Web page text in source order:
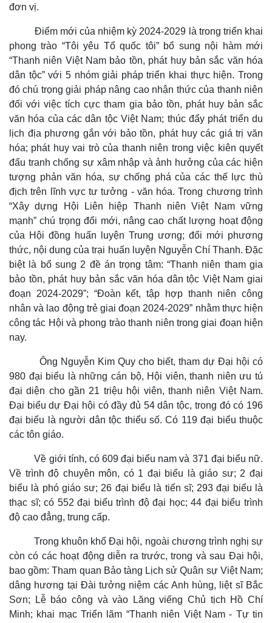
Pháp luật
Vụ án
Tin nóng
Tư vấn luật
Quân sự - Quốc phòng
Vũ khí
Việt Nam
Thể thao
Lịch thi đấu bóng đá
Thế giới thể thao
eSports
Hậu trường
Xe máy
Tư vấn
đơn vị.
Điểm mới của nhiệm kỳ 2024-2029 là trong triển khai
phong trào “Tôi yêu Tổ quốc tôi” bổ sung nội hàm mới
“Thanh niên Việt Nam bảo tồn, phát huy bản sắc văn hóa
dân tộc” với 5 nhóm giải pháp triển khai thực hiện. Trong
đó chú trọng giải pháp nâng cao nhận thức của thanh niên
đối với việc tích cực tham gia bảo tồn, phát huy bản sắc
văn hóa của các dân tộc Việt Nam; thúc đẩy phát triển du
lịch địa phương gắn với bảo tồn, phát huy các giá trị văn
hóa; phát huy vai trò của thanh niên trong việc kiên quyết
đấu tranh chống sự xâm nhập và ảnh hưởng của các hiện
tượng phản văn hóa, sự chống phá của các thế lực thù
địch trên lĩnh vực tư tưởng - văn hóa. Trong chương trình
“Xây dựng Hội Liên hiệp Thanh niên Việt Nam vững
mạnh” chú trọng đổi mới, nâng cao chất lượng hoạt động
của Hội đồng huấn luyện Trung ương; đổi mới phương
thức, nội dung của trại huấn luyện Nguyễn Chí Thanh. Đặc
biệt là bổ sung 2 đề án trọng tâm: “Thanh niên tham gia
bảo tồn, phát huy bản sắc văn hóa dân tộc Việt Nam giai
đoạn 2024-2029”; “Đoàn kết, tập hợp thanh niên công
nhân và lao động trẻ giai đoạn 2024-2029” nhằm thực hiện
công tác Hội và phong trào thanh niên trong giai đoạn hiện
nay.
Ông Nguyễn Kim Quy cho biết, tham dự Đại hội có
980 đại biểu là những cán bộ, Hội viên, thanh niên ưu tú
đại diện cho gần 21 triệu hội viên, thanh niên Việt Nam.
Đại biểu dự Đại hội có đầy đủ 54 dân tộc, trong đó có 196
đại biểu là người dân tộc thiểu số. Có 119 đại biểu thuộc
các tôn giáo.
Về giới tính, có 609 đại biểu nam và 371 đại biểu nữ.
Về trình độ chuyên môn, có 1 đại biểu là giáo sư; 2 đại
biểu là phó giáo sư; 26 đại biểu là tiến sĩ; 293 đại biểu là
thạc sĩ; có 552 đại biểu trình độ đại học; 44 đại biểu trình
độ cao đẳng, trung cấp.
Trong khuôn khổ Đại hội, ngoài chương trình nghị sự
còn có các hoạt động diễn ra trước, trong và sau Đại hội,
bao gồm: Tham quan Bảo tàng Lịch sử Quân sự Việt Nam;
dâng hương tại Đài tưởng niệm các Anh hùng, liệt sĩ Bắc
Sơn; Lễ báo công và vào Lăng viếng Chủ tịch Hồ Chí
Minh; khai mạc Triển lãm “Thanh niên Việt Nam - Tự tin